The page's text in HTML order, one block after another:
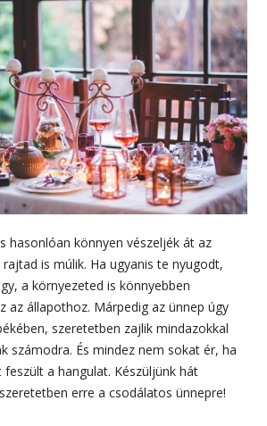
hasonlóan könnyen vészeljék át az
is múlik. Ha ugyanis te nyugodt,
a környezeted is könnyebben
az állapothoz. Márpedig az ünnep úgy
szeretetben zajlik mindazokkal
számodra. És mindez nem sokat ér, ha
a hangulat. Készüljünk hát
erre a csodálatos ünnepre!